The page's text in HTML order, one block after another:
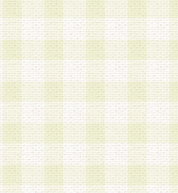
らに付随する業務
所、電話番号その他の登録情報につ
に当社所定の変更手続きを行うもの
要と認めた場合、会員に対して、電
録情報の対象者が会員登録者本人で
であること、アンケートの回答内容
るものとます。
員登録後当社が定期的に行う登録情
定の期間内に更新手続きを行うもの
新手続きを行わない場合、その時点
ントは失効されるものとします。